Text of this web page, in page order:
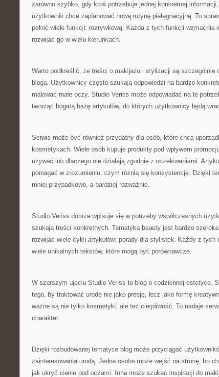
zarówno szybko, gdy ktoś potrzebuje jednej konkretnej
użytkownik chce zaplanować nową rutynę pielęgnacyjną. To
pełnić wiele funkcji: rozrywkową. Każda z tych funkcji wzmacnia
rozwijać go w wielu kierunkach.
Warto podkreślić, że treści o makijażu i stylizacji są szczególnie
bloga. Użytkownicy często szukają odpowiedzi na bardzo
malować małe oczy. Studio Veriss może odpowiadać na te
tworząc bogatą bazę artykułów, do których użytkownicy będą
Serwis może być również przydatny dla osób, które chcą
kosmetykach. Wiele osób kupuje produkty pod wpływem
używać lub dlaczego nie działają zgodnie z oczekiwaniami.
pomagać w zrozumieniu, czym różnią się konsystencje. Dzięki
mniej przypadkowo, a bardziej rozważnie.
Studio Veriss dobrze wpisuje się w potrzeby współczesnych
szukają treści konkretnych. Tematyka beauty jest bardzo
rozwijać wiele cykli artykułów: porady dla stylistek. Każdy z tych
wiele unikalnych tekstów, które mogą być porównawcze.
W szerszym ujęciu Studio Veriss to blog o codziennej estetyce.
tego, by traktować urodę nie jako presję, lecz jako formę
ważne są nie tylko kosmetyki, ale też cierpliwość. To nadaje
charakter.
Dzięki rozbudowanej tematyce blog może przyciągać
zainteresowania urodą. Jedna osoba może wejść na stronę, bo
jak ukryć cienie pod oczami. Inna może szukać inspiracji do